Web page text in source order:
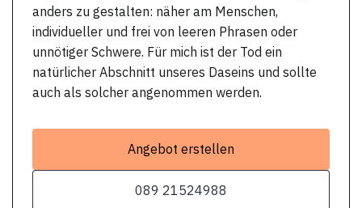
anders zu gestalten: näher am Menschen,
individueller und frei von leeren Phrasen oder
unnötiger Schwere. Für mich ist der Tod ein
natürlicher Abschnitt unseres Daseins und sollte
auch als solcher angenommen werden.
Angebot erstellen
089 21524988